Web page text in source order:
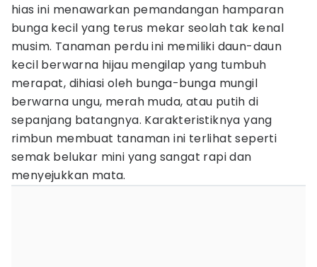
hias ini menawarkan pemandangan hamparan
bunga kecil yang terus mekar seolah tak kenal
musim. Tanaman perdu ini memiliki daun-daun
kecil berwarna hijau mengilap yang tumbuh
merapat, dihiasi oleh bunga-bunga mungil
berwarna ungu, merah muda, atau putih di
sepanjang batangnya. Karakteristiknya yang
rimbun membuat tanaman ini terlihat seperti
semak belukar mini yang sangat rapi dan
menyejukkan mata.